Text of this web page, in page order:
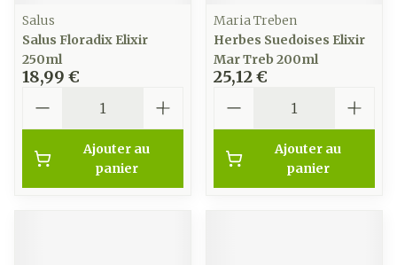
Salus
Salus Floradix Elixir
250ml
18,99 €
Ajouter au
panier
Maria Treben
Herbes Suedoises Elixir
Mar Treb 200ml
25,12 €
Ajouter au
panier